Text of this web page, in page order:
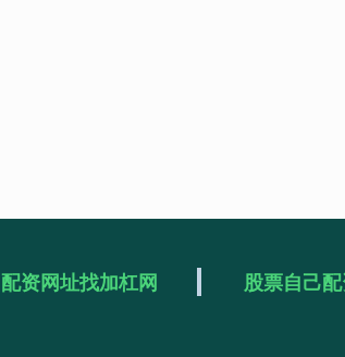
配资网址找加杠网 股票自己